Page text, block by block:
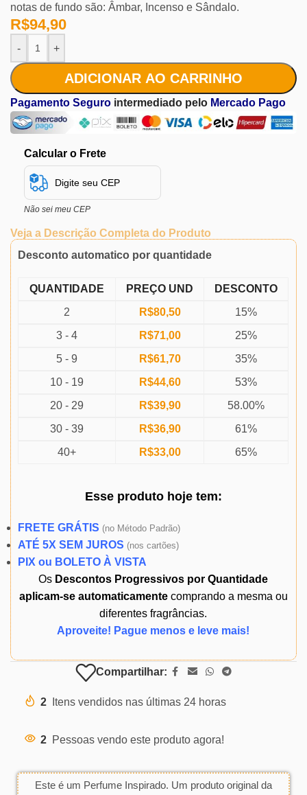
notas de fundo são: Âmbar, Incenso e Sândalo.
R$94,90
- +
ADICIONAR AO CARRINHO
Pagamento Seguro intermediado pelo Mercado Pago
Calcular o Frete
Não sei meu CEP
Veja a Descrição Completa do Produto
Desconto automatico por quantidade
QUANTIDADE PREÇO UND
DESCONTO
2
R$80,50
15%
3 - 4
R$71,00
25%
5 - 9
R$61,70
35%
10 - 19
R$44,60
53%
20 - 29
R$39,90
58.00%
30 - 39
R$36,90
61%
40+
R$33,00 65%
Esse produto hojetem:
FRETE GRÁTIS (no Método Padrão)
ATÉ 5X SEM JUROS (nos cartões)
PIX ou BOLETO À VISTA
Os Descontos Progressivos por Quantidade
aplicam-se automaticamentecomprando a mesma ou
diferentes fragrâncias.
Aproveite! Pague menos e leve mais!
Compartilhar:
2 Itens vendidos nas últimas 24 horas
2 Pessoas vendo este produto agora!
Este é um Perfume Inspirado. Um produto original da